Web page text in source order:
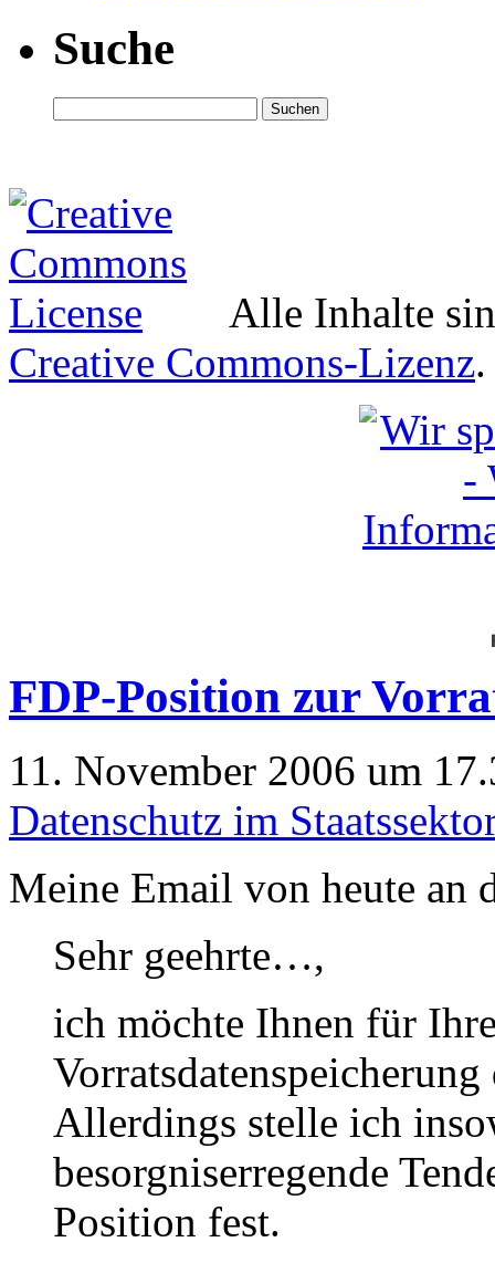
Suche
Alle Inhalte
Creative Commons-Lizenz.
FDP-Position zur
11. November 2006 um
Datenschutz im Staatssektor
Meine Email von heute an
Sehr geehrte…,
ich möchte Ihnen für
Allerdings stelle ich
besorgniserregende
Position fest.